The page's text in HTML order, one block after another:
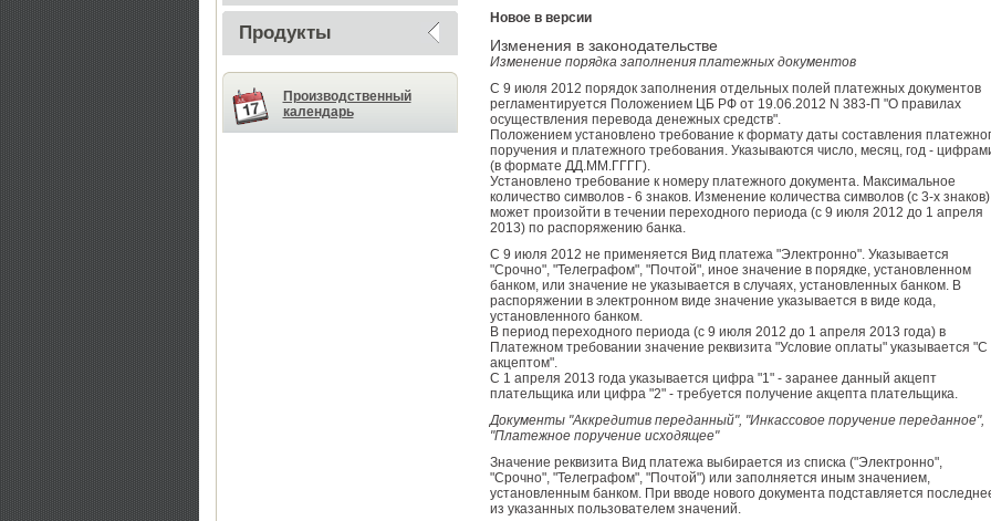
Продукты
Производственный
календарь
Новое в версии
Изменения в законодательстве
Изменение порядка заполнения платежных документов
С 9 июля 2012 порядок заполнения отдельных полей платежных документов
регламентируется Положением ЦБ РФ от 19.06.2012 N 383-П "О правилах
осуществления перевода денежных средств".
Положением установлено требование к формату даты составления
поручения и платежного требования. Указываются число, месяц, год -
(в формате ДД.ММ.ГГГГ).
Установлено требование к номеру платежного документа. Максимальное
количество символов - 6 знаков. Изменение количества символов (с 3-х знаков)
может произойти в течении переходного периода (с 9 июля 2012 до 1 апреля
2013) по распоряжению банка.
С 9 июля 2012 не применяется Вид платежа "Электронно". Указывается
"Срочно", "Телеграфом", "Почтой", иное значение в порядке, установленном
банком, или значение не указывается в случаях, установленных банком. В
распоряжении в электронном виде значение указывается в виде кода,
установленного банком.
В период переходного периода (с 9 июля 2012 до 1 апреля 2013 года) в
Платежном требовании значение реквизита "Условие оплаты" указывается "С
акцептом".
С 1 апреля 2013 года указывается цифра "1" - заранее данный акцепт
плательщика или цифра "2" - требуется получение акцепта плательщика.
Документы "Аккредитив переданный", "Инкассовое поручение переданное",
"Платежное поручение исходящее"
Значение реквизита Вид платежа выбирается из списка ("Электронно",
"Срочно", "Телеграфом", "Почтой") или заполняется иным значением,
установленным банком. При вводе нового документа подставляется
из указанных пользователем значений.